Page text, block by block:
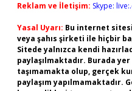
Reklam ve İletişim: Skype:
Yasal Uyarı: Bu internet
veya şahıs şirketi ile hiçbir
Sitede yalnızca kendi
paylaşılmaktadır. Burada
taşımamakta olup, gerçek
paylaşım yapılmamaktadır.